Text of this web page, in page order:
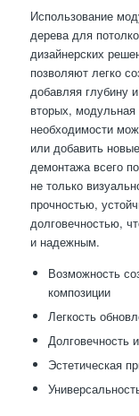
Использование
дерева для
дизайнерских
позволяют легко
добавляя глубину
вторых, модульная
необходимости
или добавить
демонтажа всего
не только
прочностью,
долговечностью,
и надежным.
Возможность
композиции
Легкость
Долговечность
Эстетическая